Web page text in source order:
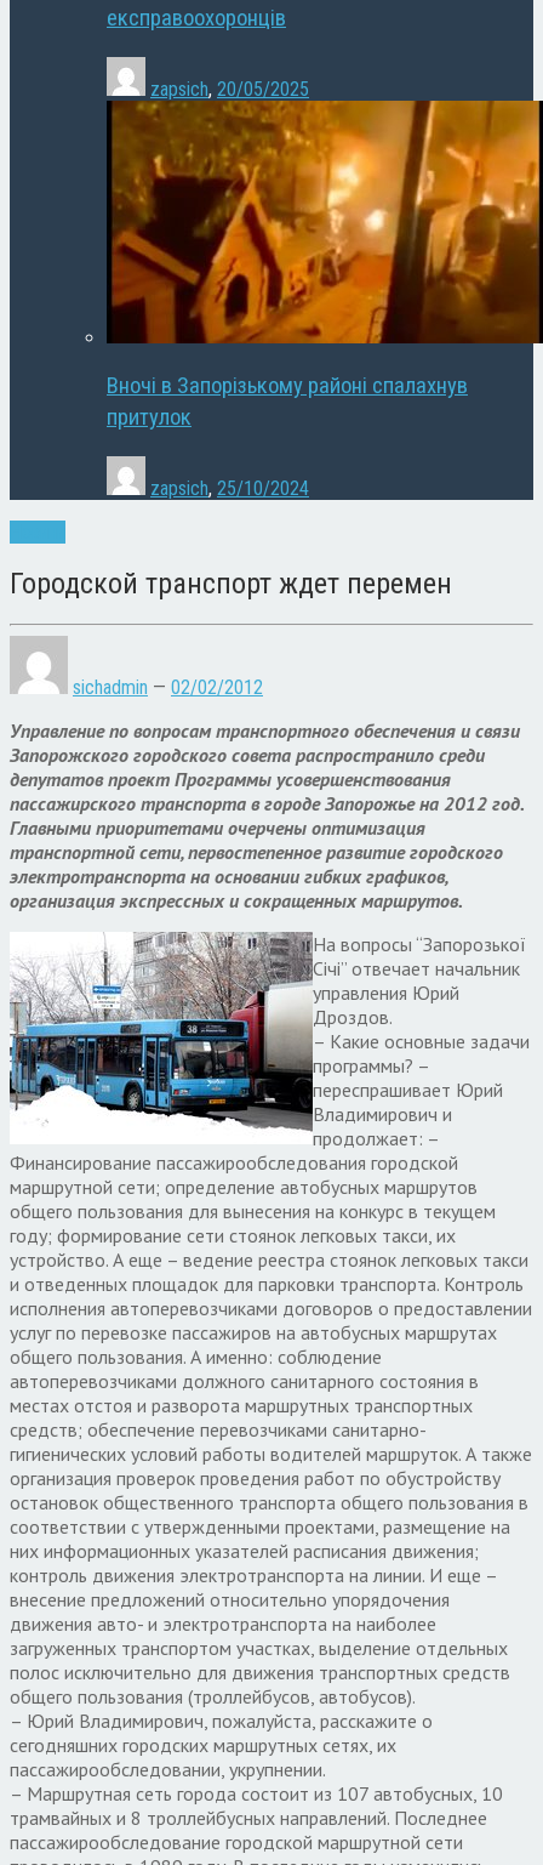
експравоохоронців
zapsich, 20/05/2025
Вночі в Запорізькому районі спалахнув
притулок
zapsich, 25/10/2024
Городской транспорт ждет перемен
sichadmin — 02/02/2012
Управление по вопросам транспортного обеспечения и связи
Запорожского городского совета распространило среди
депутатов проект Программы усовершенствования
пассажирского транспорта в городе Запорожье на 2012 год.
Главными приоритетами очерчены оптимизация
транспортной сети, первостепенное развитие городского
электротранспорта на основании гибких графиков,
организация экспрессных и сокращенных маршрутов.
На вопросы “Запорозької
Січі” отвечает начальник
управления Юрий
Дроздов.
– Какие основные задачи
программы? –
переспрашивает Юрий
Владимирович и
продолжает: –
Финансирование пассажирообследования городской
маршрутной сети; определение автобусных маршрутов
общего пользования для вынесения на конкурс в текущем
году; формирование сети стоянок легковых такси, их
устройство. А еще – ведение реестра стоянок легковых такси
и отведенных площадок для парковки транспорта. Контроль
исполнения автоперевозчиками договоров о предоставлении
услуг по перевозке пассажиров на автобусных маршрутах
общего пользования. А именно: соблюдение
автоперевозчиками должного санитарного состояния в
местах отстоя и разворота маршрутных транспортных
средств; обеспечение перевозчиками санитарно-
гигиенических условий работы водителей маршруток. А также
организация проверок проведения работ по обустройству
остановок общественного транспорта общего пользования в
соответствии с утвержденными проектами, размещение на
них информационных указателей расписания движения;
контроль движения электротранспорта на линии. И еще –
внесение предложений относительно упорядочения
движения авто- и электротранспорта на наиболее
загруженных транспортом участках, выделение отдельных
полос исключительно для движения транспортных средств
общего пользования (троллейбусов, автобусов).
– Юрий Владимирович, пожалуйста, расскажите о
сегодняшних городских маршрутных сетях, их
пассажирообследовании, укрупнении.
– Маршрутная сеть города состоит из 107 автобусных, 10
трамвайных и 8 троллейбусных направлений. Последнее
пассажирообследование городской маршрутной сети